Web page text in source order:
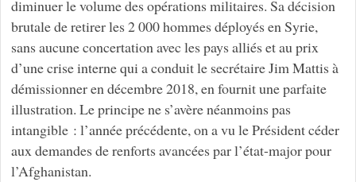
diminuer le volume des opérations militaires. Sa décision
brutale de retirer les 2 000 hommes déployés en Syrie,
sans aucune concertation avec les pays alliés et au prix
d’une crise interne qui a conduit le secrétaire Jim Mattis à
démissionner en décembre 2018, en fournit une parfaite
illustration. Le principe ne s’avère néanmoins pas
intangible : l’année précédente, on a vu le Président céder
aux demandes de renforts avancées par l’état-major pour
l’Afghanistan.